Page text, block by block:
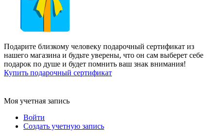
Подарите близкому человеку подарочный сертификат из
нашего магазина и будьте уверены, что он сам выберет себе
подарок по душе и будет помнить ваш знак внимания!
Купить подарочный сертификат
Моя учетная запись
Войти
Создать учетную запись